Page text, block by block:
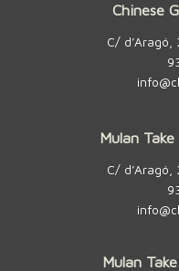
Chinese
C/
Mulan
C/
Mulan